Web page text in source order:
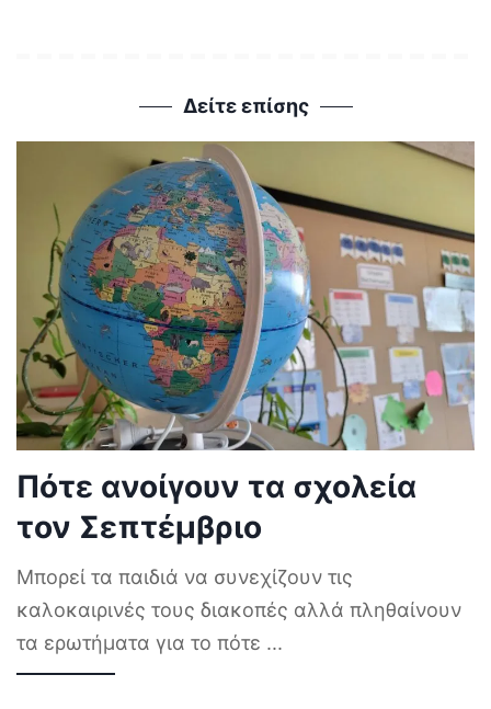
Δείτε επίσης
Πότε ανοίγουν τα σχολεία
τον Σεπτέμβριο
Μπορεί τα παιδιά να συνεχίζουν τις
καλοκαιρινές τους διακοπές αλλά πληθαίνουν
τα ερωτήματα για το πότε ...